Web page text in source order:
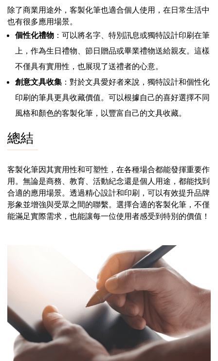
除了商業用途外，客製化筆也適合個人使用，在日常生活中
也有很多應用場景。
個性化禮物 ：可以將名字、特別訊息或獨特設計印刷在筆
上，作為生日禮物、節日贈品或畢業禮物送給親友。這樣
不僅具有實用性，也展現了送禮者的心意。
創意文具收集 ：對於文具愛好者來說，獨特設計和個性化
印刷的筆具更具收藏價值。可以根據自己的喜好選擇不同
風格和顏色的客製化筆，以豐富自己的文具收藏。
總結
客製化筆因其實用性和可塑性，在各種場合都能發揮重要作
用。無論是商務、教育、活動紀念還是個人用途，都能找到
合適的應用場景。透過精心設計和印刷，可以有效提升品牌
形象並增強與受眾之間的聯繫。選擇合適的客製化筆，不僅
能滿足實際需求，也能讓每一位使用者感受到特別的價值！